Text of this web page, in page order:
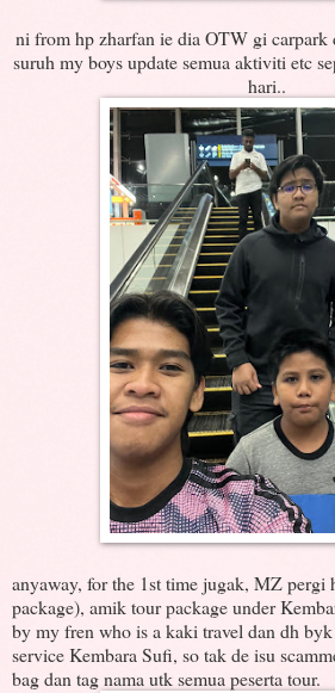
ni from hp zharfan ie dia OTW gi
suruh my boys update semua aktiviti etc
hari..
anyaway, for the 1st time jugak, MZ
package), amik tour package under
by my fren who is a kaki travel dan dh
service Kembara Sufi, so tak de isu
bag dan tag nama utk semua peserta tour.